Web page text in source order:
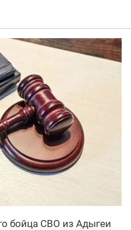
бойца СВО из Адыгеи